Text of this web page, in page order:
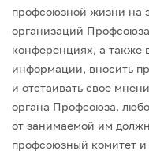
профсоюзной жизни на
организаций
конференциях, а также
информации, вносить
и отстаивать свое
органа Профсоюза,
от занимаемой им
профсоюзный комитет